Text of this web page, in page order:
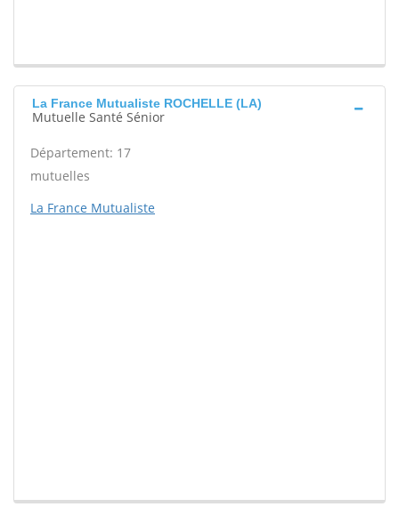
La France Mutualiste ROCHELLE (LA)
Mutuelle Santé Sénior
Département: 17
mutuelles
La France Mutualiste